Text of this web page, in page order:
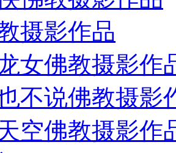
摄影作品
女佛教摄影作
不说佛教摄影
空佛教摄影作